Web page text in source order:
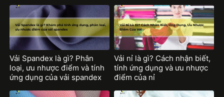
Vải Spandex là gì? Phân
loại, ưu nhược điểm và tính
ứng dụng của vải spandex
Vải nỉ là gì? Cách nhận biết,
tính ứng dụng và ưu nhược
điểm của nỉ